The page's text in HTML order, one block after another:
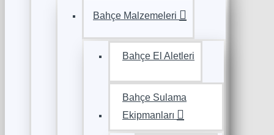
Bahçe Malzemeleri
Bahçe El Aletleri
Bahçe Sulama
Ekipmanları